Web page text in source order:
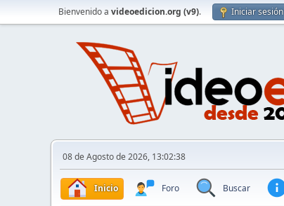
Bienvenido a videoedicion.org (v9). Iniciar sesión
08 de Agosto de 2026, 13:02:38
Inicio Foro Buscar